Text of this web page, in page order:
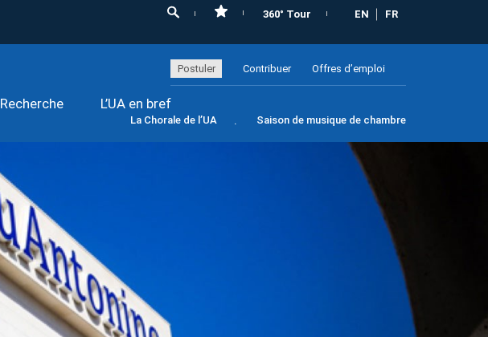
360° Tour EN FR
Postuler Contribuer Offres d’emploi
Recherche L’UA en bref
La Chorale de l’UA Saison de musique de chambre